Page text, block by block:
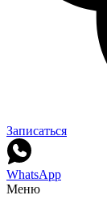
Записаться
WhatsApp
Меню